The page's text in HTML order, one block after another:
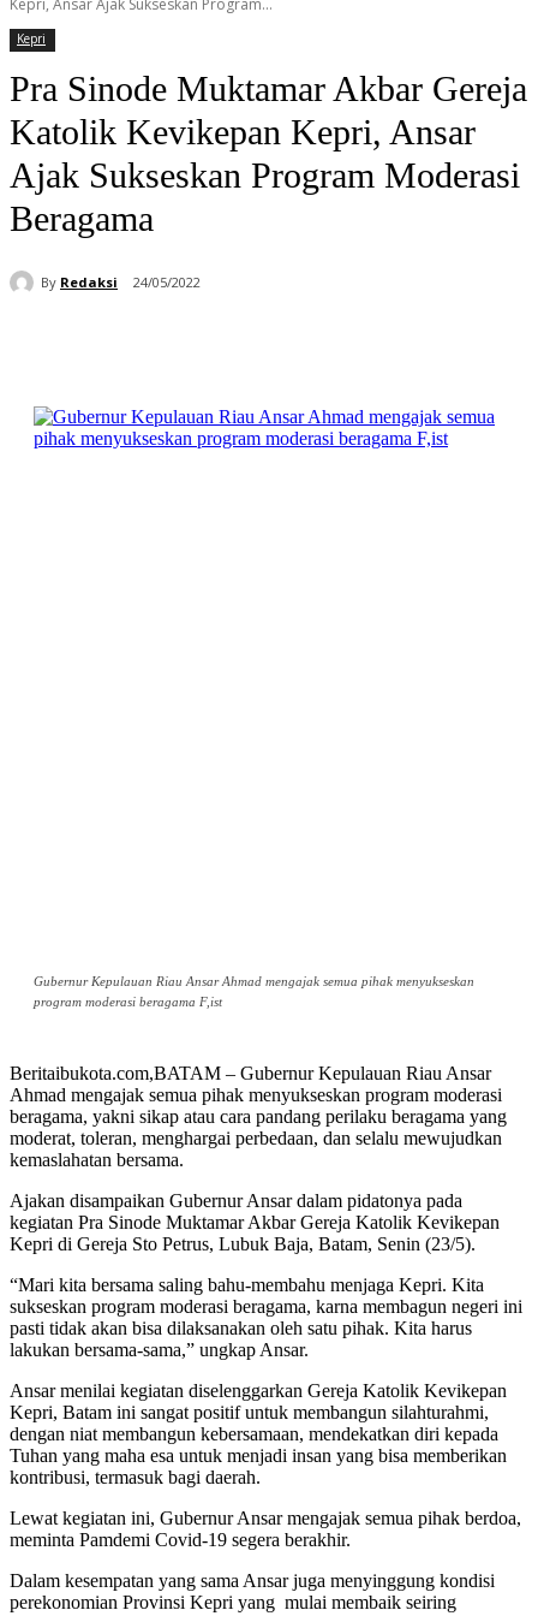
Kepri, Ansar Ajak Sukseskan Program...
Kepri
Pra Sinode Muktamar Akbar Gereja
Katolik Kevikepan Kepri, Ansar
Ajak Sukseskan Program Moderasi
Beragama
By Redaksi 24/05/2022
Gubernur Kepulauan Riau Ansar Ahmad mengajak semua pihak menyukseskan
program moderasi beragama F,ist
Beritaibukota.com,BATAM – Gubernur Kepulauan Riau Ansar
Ahmad mengajak semua pihak menyukseskan program moderasi
beragama, yakni sikap atau cara pandang perilaku beragama yang
moderat, toleran, menghargai perbedaan, dan selalu mewujudkan
kemaslahatan bersama.
Ajakan disampaikan Gubernur Ansar dalam pidatonya pada
kegiatan Pra Sinode Muktamar Akbar Gereja Katolik Kevikepan
Kepri di Gereja Sto Petrus, Lubuk Baja, Batam, Senin (23/5).
“Mari kita bersama saling bahu-membahu menjaga Kepri. Kita
sukseskan program moderasi beragama, karna membagun negeri ini
pasti tidak akan bisa dilaksanakan oleh satu pihak. Kita harus
lakukan bersama-sama,” ungkap Ansar.
Ansar menilai kegiatan diselenggarkan Gereja Katolik Kevikepan
Kepri, Batam ini sangat positif untuk membangun silahturahmi,
dengan niat membangun kebersamaan, mendekatkan diri kepada
Tuhan yang maha esa untuk menjadi insan yang bisa memberikan
kontribusi, termasuk bagi daerah.
Lewat kegiatan ini, Gubernur Ansar mengajak semua pihak berdoa,
meminta Pamdemi Covid-19 segera berakhir.
Dalam kesempatan yang sama Ansar juga menyinggung kondisi
perekonomian Provinsi Kepri yang mulai membaik seiring